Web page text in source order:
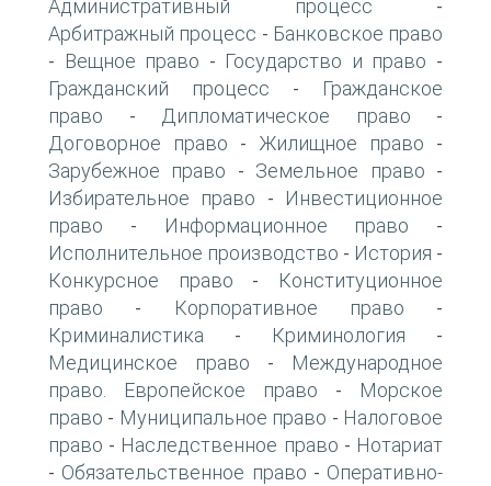
Административный процесс -
Арбитражный процесс - Банковское право
- Вещное право - Государство и право -
Гражданский процесс -
Гражданское
право - Дипломатическое право -
Договорное право - Жилищное право -
Зарубежное право - Земельное право -
Избирательное право -
Инвестиционное
право - Информационное право -
Исполнительное производство - История -
Конкурсное право -
Конституционное
право - Корпоративное право -
Криминалистика - Криминология -
Медицинское право -
Международное
право. Европейское право -
Морское
право - Муниципальное право - Налоговое
право - Наследственное право - Нотариат
- Обязательственное право - Оперативно-